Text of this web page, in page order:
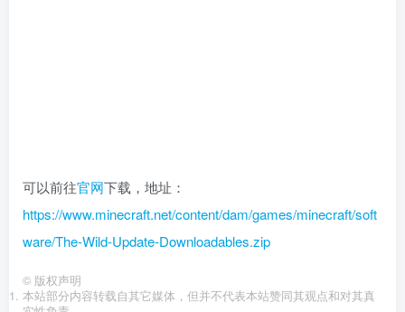
可以前往官网下载，地址：
https://www.minecraft.net/content/dam/games/minecraft/soft
ware/The-Wild-Update-Downloadables.zip
© 版权声明
本站部分内容转载自其它媒体，但并不代表本站赞同其观点和对其真